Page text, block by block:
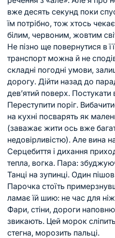
вже десять секунд поки
їм потрібно, тож хтось
білим, червоним, жовтим
Не пізно ще повернутися в
транспорт можна й не
складні погодні умови,
дорогу. Дійти назад до
дев’ятий поверх. Постукати
Переступити поріг.
на кухні посварять як
(заважає жити ось вже
недовірливістю). Але вина
Серцебиття і дихання
тепла, вогка. Пара:
Танці на зупинці. Один
Парочка стоїть
ламає їй шию: не час для
Фари, стіни, дороги
звикають. Цей морок
стегна, морозить пальці.